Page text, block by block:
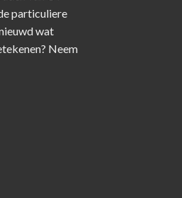
particuliere
wat
Neem